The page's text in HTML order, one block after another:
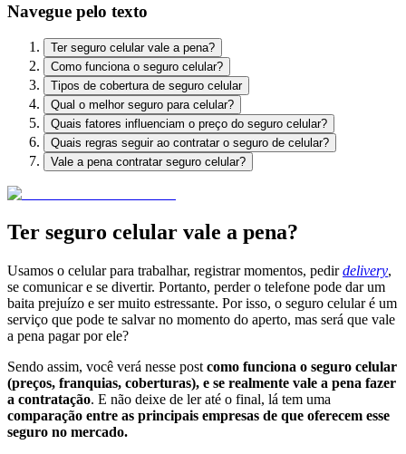
Navegue pelo texto
Ter seguro celular vale a pena?
Como funciona o seguro celular?
Tipos de cobertura de seguro celular
Qual o melhor seguro para celular?
Quais fatores influenciam o preço do seguro celular?
Quais regras seguir ao contratar o seguro de celular?
Vale a pena contratar seguro celular?
Ter seguro celular vale a pena?
Usamos o celular para trabalhar, registrar momentos, pedirdelivery,
se comunicar e se divertir. Portanto, perder o telefone pode dar um
baita prejuízo e ser muito estressante. Por isso, o seguro celular é um
serviço que pode te salvar no momento do aperto, mas será que vale
a pena pagar por ele?
Sendo assim, você verá nesse post como funciona o seguro celular
(preços, franquias, coberturas), e se realmente vale a pena fazer
a contratação. E não deixe de ler até o final, lá tem uma
comparação entre as principais empresas de que oferecem esse
seguro no mercado.